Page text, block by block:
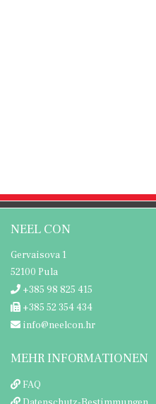
NEEL CON
Gervaisova 1
52100 Pula
+385 98 825 415
+385 52 354 434
info@neelcon.hr
MEHR INFORMATIONEN
FAQ